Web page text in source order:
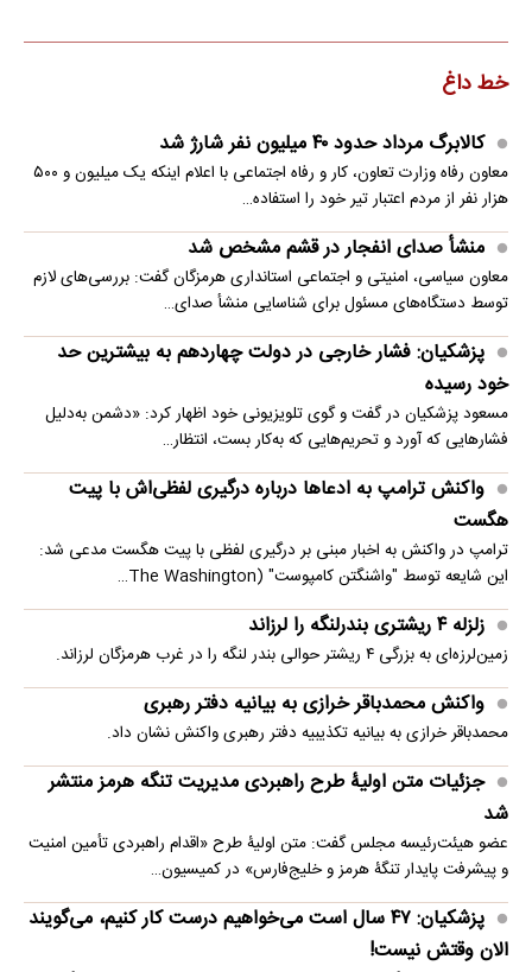
خط داغ
کالابرگ مرداد حدود ۴۰‌ میلیون نفر شارژ شد
معاون رفاه وزارت تعاون، کار و رفاه اجتماعی با اعلام اینکه یک میلیون و ۵۰۰
هزار نفر از مردم اعتبار تیر خود را استفاده…
منشأ صدای انفجار در قشم مشخص شد
معاون سیاسی، امنیتی و اجتماعی استانداری هرمزگان گفت: بررسی‌های لازم
توسط دستگاه‌های مسئول برای شناسایی منشأ صدای…
پزشکیان: فشار خارجی در دولت چهاردهم به بیشترین حد
خود رسیده
مسعود پزشکیان در گفت و گوی تلویزیونی خود اظهار کرد: «دشمن به‌دلیل
فشارهایی که آورد و تحریم‌هایی که به‌کار بست، انتظار…
واکنش ترامپ به ادعاها درباره درگیری لفظی‌اش با پیت
هگست
ترامپ در واکنش به اخبار مبنی بر درگیری لفظی با پیت هگست مدعی شد:
این شایعه توسط "واشنگتن کامپوست" (The Washington…
زلزله ۴ ریشتری بندرلنگه را لرزاند
زمین‌لرزه‌ای به بزرگی ۴ ریشتر حوالی بندر لنگه را در غرب هرمزگان لرزاند.
واکنش محمدباقر خرازی به بیانیه دفتر رهبری
محمدباقر خرازی به بیانیه تکذیبیه دفتر رهبری واکنش نشان داد.
جزئیات متن اولیۀ طرح راهبردی مدیریت تنگه هرمز منتشر
شد
عضو هیئت‌رئیسه مجلس گفت: متن اولیۀ طرح «اقدام راهبردی تأمین امنیت
و پیشرفت پایدار تنگۀ هرمز و خلیج‌فارس» در کمیسیون…
پزشکیان: ۴۷ سال است می‌خواهیم درست کار کنیم، می‌گویند
الان وقتش نیست!